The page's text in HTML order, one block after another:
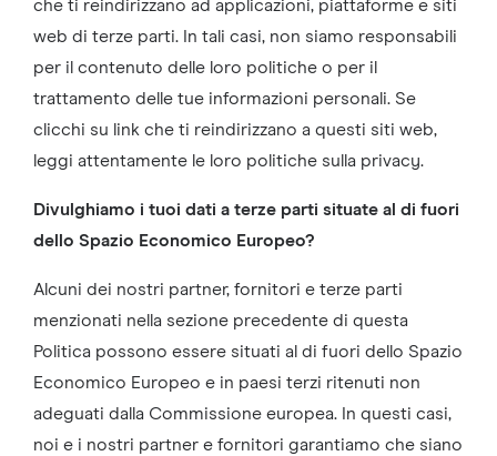
che ti reindirizzano ad applicazioni, piattaforme e siti
web di terze parti. In tali casi, non siamo responsabili
per il contenuto delle loro politiche o per il
trattamento delle tue informazioni personali. Se
clicchi su link che ti reindirizzano a questi siti web,
leggi attentamente le loro politiche sulla privacy.
Divulghiamo i tuoi dati a terze parti situate al di fuori
dello Spazio Economico Europeo?
Alcuni dei nostri partner, fornitori e terze parti
menzionati nella sezione precedente di questa
Politica possono essere situati al di fuori dello Spazio
Economico Europeo e in paesi terzi ritenuti non
adeguati dalla Commissione europea. In questi casi,
noi e i nostri partner e fornitori garantiamo che siano